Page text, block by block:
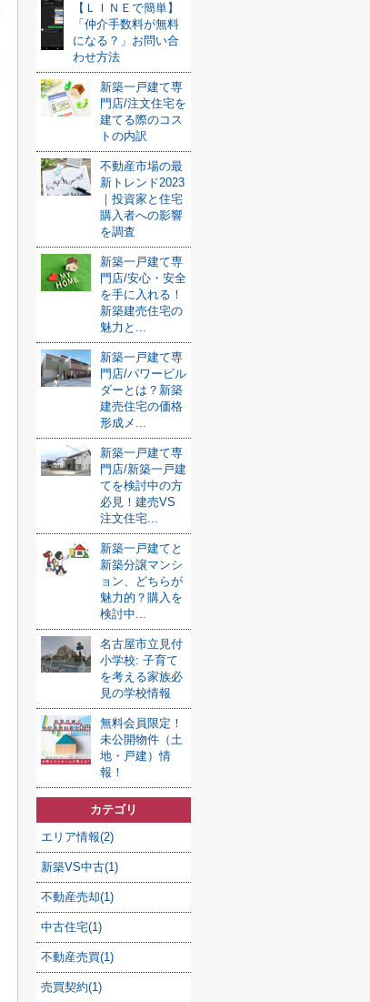
【ＬＩＮＥで簡単】
「仲介手数料が無料
になる？」お問い合
わせ方法
新築一戸建て専
門店/注文住宅を
建てる際のコス
トの内訳
不動産市場の最
新トレンド2023
｜投資家と住宅
購入者への影響
を調査
新築一戸建て専
門店/安心・安全
を手に入れる！
新築建売住宅の
魅力と...
新築一戸建て専
門店/パワービル
ダーとは？新築
建売住宅の価格
形成メ...
新築一戸建て専
門店/新築一戸建
てを検討中の方
必見！建売VS
注文住宅...
新築一戸建てと
新築分譲マンシ
ョン、どちらが
魅力的？購入を
検討中...
名古屋市立見付
小学校: 子育て
を考える家族必
見の学校情報
無料会員限定！
未公開物件（土
地・戸建）情
報！
カテゴリ
エリア情報(2)
新築VS中古(1)
不動産売却(1)
中古住宅(1)
不動産売買(1)
売買契約(1)